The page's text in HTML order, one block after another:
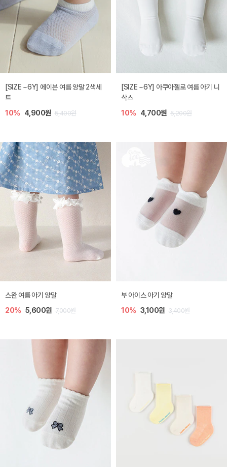
[SIZE ~6Y] 에이븐 여름 양말 2색세
트
10% 4,900원 5,400원
[SIZE ~6Y] 아쿠아젤로 여름 아기 니
삭스
10% 4,700원 5,200원
스완 여름 아기 양말
20% 5,600원 7,000원
부 아이스 아기 양말
10% 3,100원 3,400원